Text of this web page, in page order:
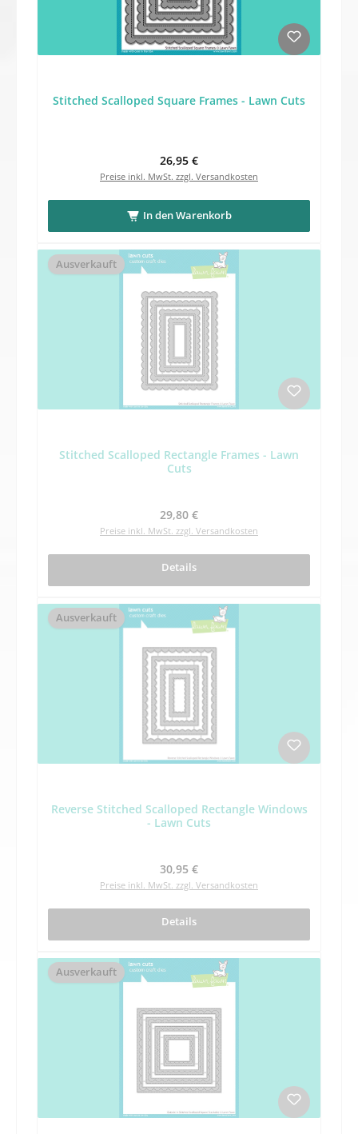
Stitched Scalloped Square Frames - Lawn Cuts
Regulärer Preis:
26,95 €
Preise inkl. MwSt. zzgl. Versandkosten
In den Warenkorb
Ausverkauft
Stitched Scalloped Rectangle Frames - Lawn
Cuts
Regulärer Preis:
29,80 €
Preise inkl. MwSt. zzgl. Versandkosten
Details
Ausverkauft
Reverse Stitched Scalloped Rectangle Windows
- Lawn Cuts
Regulärer Preis:
30,95 €
Preise inkl. MwSt. zzgl. Versandkosten
Details
Ausverkauft